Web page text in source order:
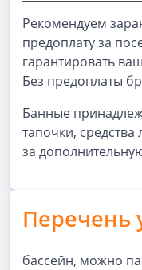
Рекомендуем
предоплату за
гарантировать
Без предоплаты
Банные
тапочки,
за
Перечень
бассейн, можно